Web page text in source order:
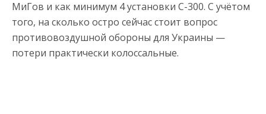
МиГов и как минимум 4 установки С-300. С учётом
того, на сколько остро сейчас стоит вопрос
противовоздушной обороны для Украины —
потери практически колоссальные.